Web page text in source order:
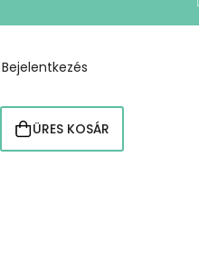
Bejelentkezés
KOSÁR
ÜRES KOSÁR